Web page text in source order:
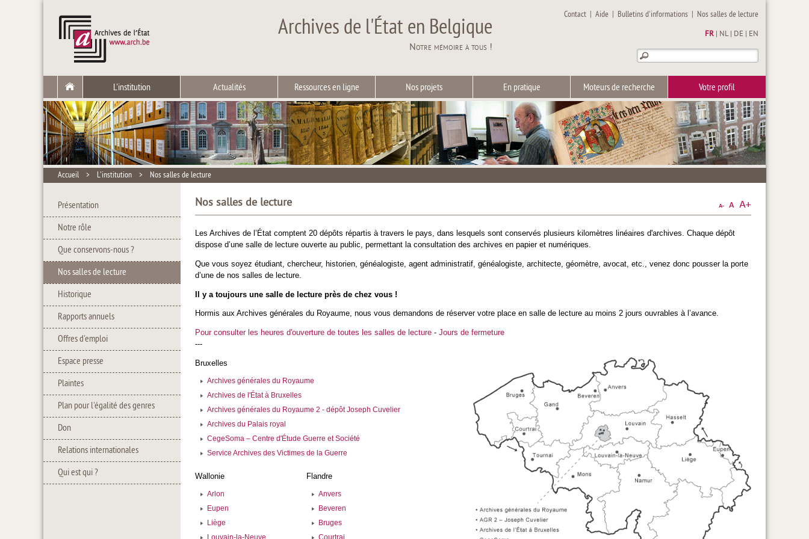
Archives de l'État en Belgique
Notre mémoire à tous !
Contact |Aide | Bulletins d'informations | Nos salles de lecture
FR NL| DE EN
L'institution Actualités Ressources en ligne Nos projets En pratique Moteurs de recherche Votre profil
Accueil > L'institution > Nos salles de lecture
Présentation
Notre rôle
Que conservons-nous ?
Nos salles de lecture
Historique
Rapports annuels
Offres d'emploi
Espace presse
Plaintes
Plan pour l'égalité des genres
Don
Relations internationales
Qui est qui ?
Nos salles de lecture
Les Archives de l’État comptent 20 dépôts répartis à travers le pays, dans lesquels sont conservés plusieurs kilomètres linéaires d'archives. Chaque dépôt
dispose d’une salle de lecture ouverte au public, permettant la consultation des archives en papier et numériques.
Que vous soyez étudiant, chercheur, historien, généalogiste, agent administratif, généalogiste, architecte, géomètre, avocat, etc., venez donc pousser la porte
d’une de nos salles de lecture.
Il y a toujours une salle de lecture près de chez vous !
Hormis aux Archives générales du Royaume, nous vous demandons de réserver votre place en salle de lecture au moins 2 jours ouvrables à l’avance.
Pour consulter les heures d'ouverture de toutes les salles de lecture - Jours de fermeture
---
Bruxelles
Archives générales du Royaume
Archives de l'État à Bruxelles
Archives générales du Royaume 2 - dépôt Joseph Cuvelier
Archives du Palais royal
CegeSoma – Centre d'Étude Guerre et Société
Service Archives des Victimes de la Guerre
Wallonie
Arlon
Eupen
Liège
Louvain-la-Neuve
Flandre
Anvers
Beveren
Bruges
Courtrai